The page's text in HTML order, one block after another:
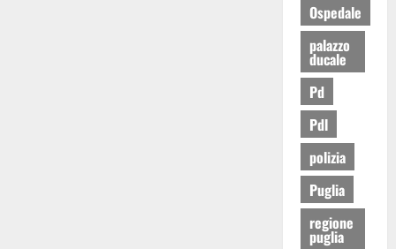
Ospedale
palazzo
ducale
Pd
Pdl
polizia
Puglia
regione
puglia